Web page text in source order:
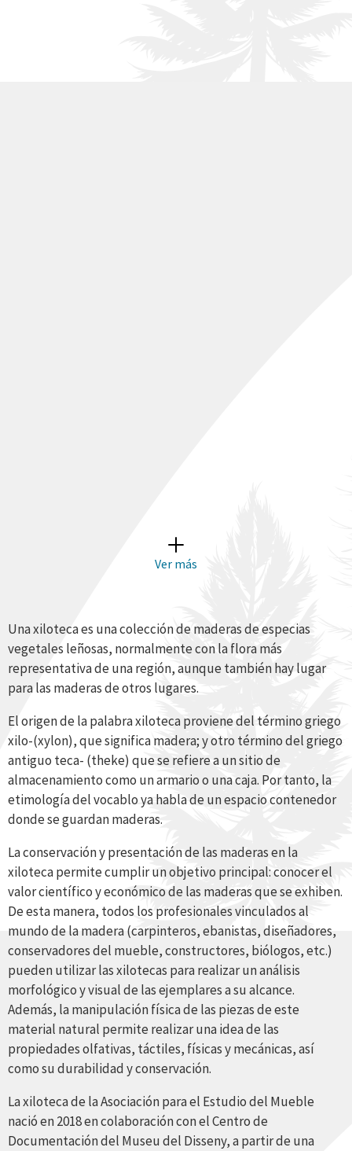
Ver más
Una xiloteca es una colección de maderas de especias
vegetales leñosas, normalmente con la flora más
representativa de una región, aunque también hay lugar
para las maderas de otros lugares.
El origen de la palabra xiloteca proviene del término griego
xilo-(xylon), que significa madera; y otro término del griego
antiguo teca- (theke) que se refiere a un sitio de
almacenamiento como un armario o una caja. Por tanto, la
etimología del vocablo ya habla de un espacio contenedor
donde se guardan maderas.
La conservación y presentación de las maderas en la
xiloteca permite cumplir un objetivo principal: conocer el
valor científico y económico de las maderas que se exhiben.
De esta manera, todos los profesionales vinculados al
mundo de la madera (carpinteros, ebanistas, diseñadores,
conservadores del mueble, constructores, biólogos, etc.)
pueden utilizar las xilotecas para realizar un análisis
morfológico y visual de las ejemplares a su alcance.
Además, la manipulación física de las piezas de este
material natural permite realizar una idea de las
propiedades olfativas, táctiles, físicas y mecánicas, así
como su durabilidad y conservación.
La xiloteca de la Asociación para el Estudio del Mueble
nació en 2018 en colaboración con el Centro de
Documentación del Museu del Disseny, a partir de una